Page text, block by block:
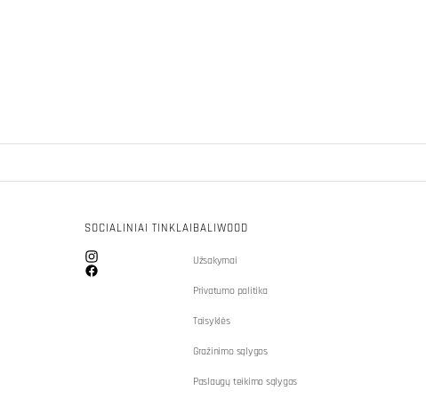
SOCIALINIAI TINKLAI
Instagram
Facebook
BALIWOOD
Užsakymai
Privatumo politika
Taisyklės
Gražinimo sąlygos
Paslaugų teikimo sąlygos